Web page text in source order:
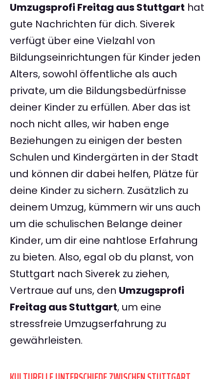
Umzugsprofi Freitag aus Stuttgart hat
gute Nachrichten für dich. Siverek
verfügt über eine Vielzahl von
Bildungseinrichtungen für Kinder jeden
Alters, sowohl öffentliche als auch
private, um die Bildungsbedürfnisse
deiner Kinder zu erfüllen. Aber das ist
noch nicht alles, wir haben enge
Beziehungen zu einigen der besten
Schulen und Kindergärten in der Stadt
und können dir dabei helfen, Plätze für
deine Kinder zu sichern. Zusätzlich zu
deinem Umzug, kümmern wir uns auch
um die schulischen Belange deiner
Kinder, um dir eine nahtlose Erfahrung
zu bieten. Also, egal ob du planst, von
Stuttgart nach Siverek zu ziehen,
Vertraue auf uns, den Umzugsprofi
Freitag aus Stuttgart, um eine
stressfreie Umzugserfahrung zu
gewährleisten.